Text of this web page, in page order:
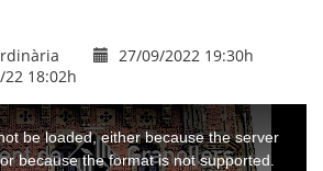
27/09/2022 19:30h
18:02h
be loaded, either because the server
because the format is not supported.